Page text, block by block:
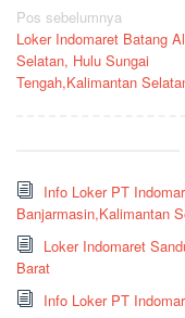
Navigasi
pos
Pos sebelumnya
Loker Indomaret Batang
Selatan, Hulu Sungai
Tengah,Kalimantan
Info Loker PT
Banjarmasin,Kalimantan
Loker Indomaret
Barat
Info Loker PT